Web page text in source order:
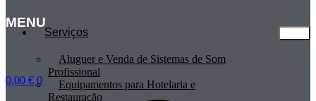
MENU
Serviços
Aluguer e Venda de Sistemas de Som
Profissional
Equipamentos para Hotelaria e
Restauração
0,00 € 0